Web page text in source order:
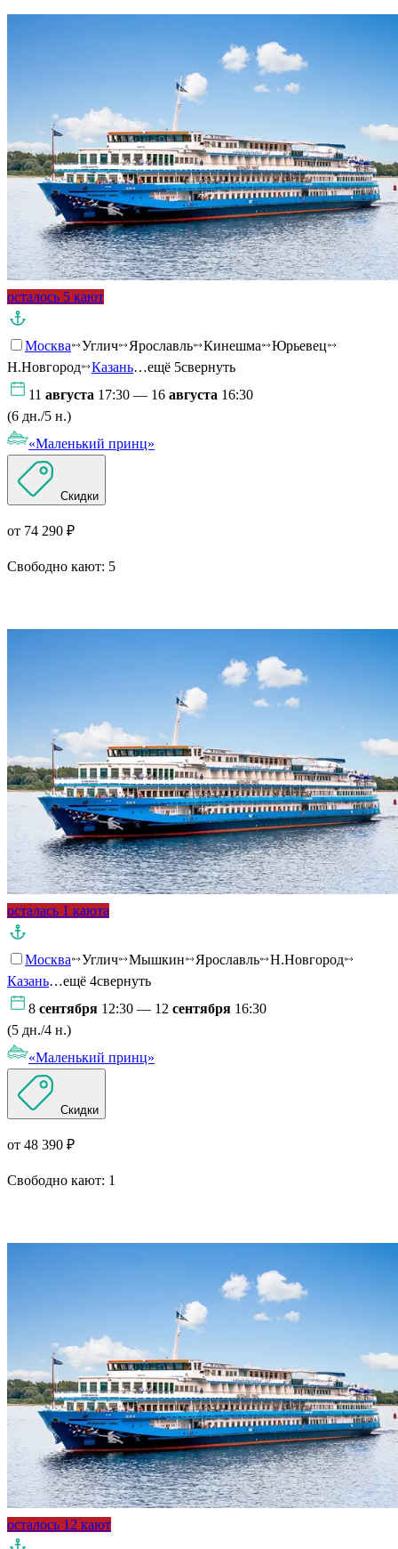
осталось 5 кают
Москва Углич Ярославль Кинешма
Юрьевец
Н.Новгород
Казань…ещё 5свернуть
11 августа 17:30 — 16 августа 16:30
(6 дн./5 н.)
«Маленький принц»
Скидки
от 74 290 ₽
Свободно кают: 5
осталась 1 каюта
Москва Углич Мышкин Ярославль
Н.Новгород
Казань…ещё 4свернуть
8 сентября 12:30 — 12 сентября 16:30
(5 дн./4 н.)
«Маленький принц»
Скидки
от 48 390 ₽
Свободно кают: 1
осталось 12 кают